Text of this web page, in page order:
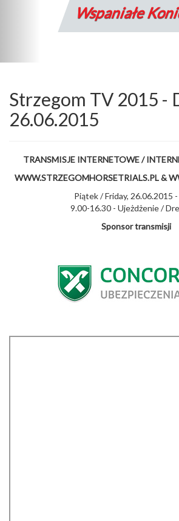
Wspaniałe
Strzegom TV 2015 -
26.06.2015
TRANSMISJE INTERNETOWE /
WWW.STRZEGOMHORSETRIALS.PL &
Piątek / Friday, 26.06.2015
9.00-16.30 - Ujeżdżenie /
Sponsor transmisji